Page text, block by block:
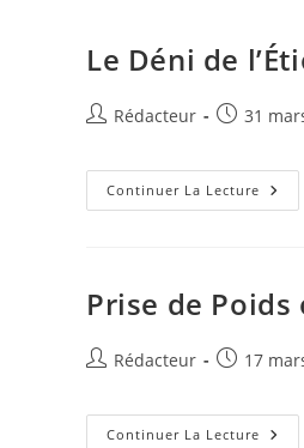
Le Déni de
Auteur/autrice
la
publication :
Rédacteur
Publication
31
Continuer La Lecture Le
Déni
Prise de
Auteur/autrice
la
publication :
Rédacteur
Publication
17
Continuer La Lecture Prise